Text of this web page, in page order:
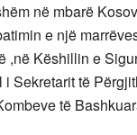
në mbarë
e një
,në Këshillin e
Sekretarit të
të